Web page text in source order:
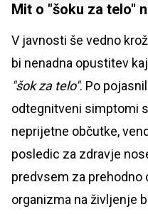
Mit o "šoku za telo"
V javnosti še vedno
bi nenadna opustitev
"šok za telo". Po
odtegnitveni simptomi
neprijetne občutke,
posledic za zdravje
predvsem za prehodno
organizma na življenje